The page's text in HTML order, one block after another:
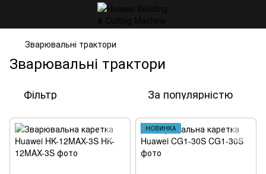
Зварювальні трактори
Зварювальні трактори
Фільтр За популярністю
НОВИНКА